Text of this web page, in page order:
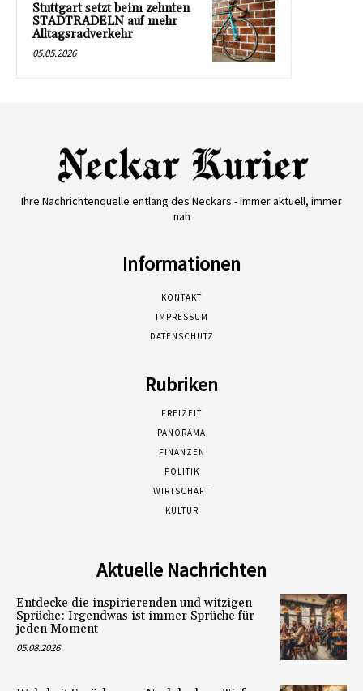
Stuttgart setzt beim zehnten
STADTRADELN auf mehr
Alltagsradverkehr
05.05.2026
Ihre Nachrichtenquelle entlang des Neckars - immer aktuell, immer
nah
Informationen
KONTAKT
IMPRESSUM
DATENSCHUTZ
Rubriken
FREIZEIT
PANORAMA
FINANZEN
POLITIK
WIRTSCHAFT
KULTUR
Aktuelle Nachrichten
Entdecke die inspirierenden und witzigen
Sprüche: Irgendwas ist immer Sprüche für
jeden Moment
05.08.2026